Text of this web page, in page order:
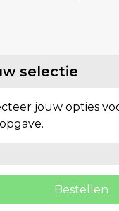
selectie
jouw opties
Bestellen